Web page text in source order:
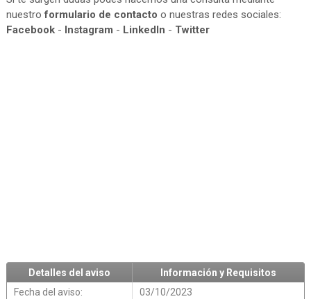
nuestroformulario de contacto o nuestras redes sociales:
Facebook- Instagram - LinkedIn - Twitter
Detalles del aviso
Información y Requisitos
Fecha del aviso:
03/10/2023